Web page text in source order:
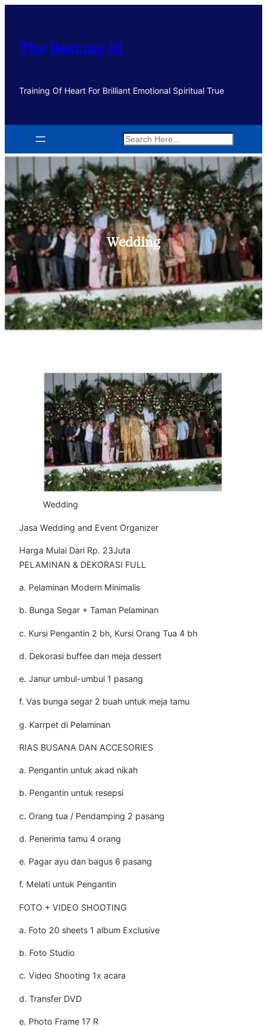
kontenThe Best.my.id
Training Of Heart For Brilliant Emotional Spiritual True
Search
Wedding
Wedding
Jasa Wedding and Event Organizer
Harga Mulai Dari Rp. 23Juta
PELAMINAN & DEKORASI FULL
a. Pelaminan Modern Minimalis
b. Bunga Segar + Taman Pelaminan
c. Kursi Pengantin 2 bh, Kursi Orang Tua 4 bh
d. Dekorasi buffee dan meja dessert
e. Janur umbul-umbul 1 pasang
f. Vas bunga segar 2 buah untuk meja tamu
g. Karrpet di Pelaminan
RIAS BUSANA DAN ACCESORIES
a. Pengantin untuk akad nikah
b. Pengantin untuk resepsi
c. Orang tua / Pendamping 2 pasang
d. Penerima tamu 4 orang
e. Pagar ayu dan bagus 6 pasang
f. Melati untuk Pengantin
FOTO + VIDEO SHOOTING
a. Foto 20 sheets 1 album Exclusive
b. Foto Studio
c. Video Shooting 1x acara
d. Transfer DVD
e. Photo Frame 17 R